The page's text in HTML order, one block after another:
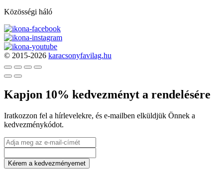
Közösségi háló
© 2015-2026 karacsonyfavilag.hu
Kapjon 10% kedvezményt a rendelésére
Iratkozzon fel a hírlevelekre, és e-mailben elküldjük Önnek a
kedvezménykódot.
Kérem a kedvezményemet